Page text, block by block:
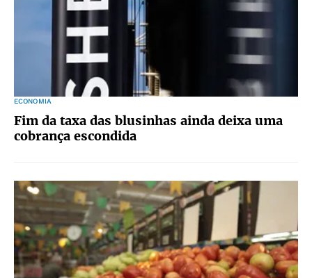
ECONOMIA
Fim da taxa das blusinhas ainda deixa uma
cobrança escondida